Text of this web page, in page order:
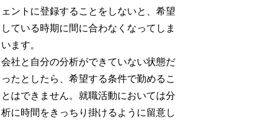
ェントに登録することをしないと、希望
している時期に間に合わなくなってしま
います。
会社と自分の分析ができていない状態だ
ったとしたら、希望する条件で勤めるこ
とはできません。就職活動においては分
析に時間をきっちり掛けるように留意し